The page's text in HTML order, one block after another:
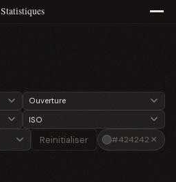
Statistiques
Reinitialiser #424242 ×